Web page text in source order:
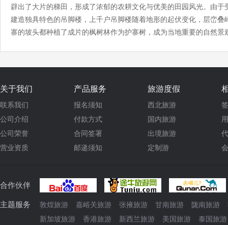
辟出了大片的梯田，形成了浓郁的农耕文化与优美的田园风光。由
建造独具特色的吊脚楼，上千户吊脚楼随着地形的起伏变化，层峦
寨的坡头都种植了成片的枫树林作为护寨树，成为当地重要的自然景
关于我们
联系我们
公司介绍
公司荣誉
营业资质
产品服务
报名须知
付款方式
合同签署
邮递须知
旅游度假
西北旅游
国内旅游
出境旅游
定制游
合作伙伴
主题服务 敦煌旅游 嘉峪关旅游 张掖旅游 甘南旅游 陇南旅游
新加坡旅游
香港旅游 新西兰旅游 美国旅游 泰国旅游